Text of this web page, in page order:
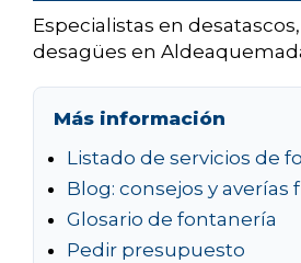
Especialistas en
desagües en
Más información
Listado de servicios de
Blog: consejos y averías
Glosario de fontanería
Pedir presupuesto